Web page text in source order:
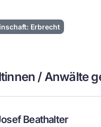
Erbrecht
/ Anwälte
Beathalter